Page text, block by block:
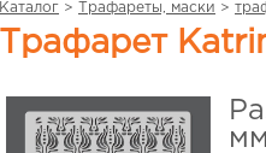
Каталог > Трафареты, маски >
Трафарет